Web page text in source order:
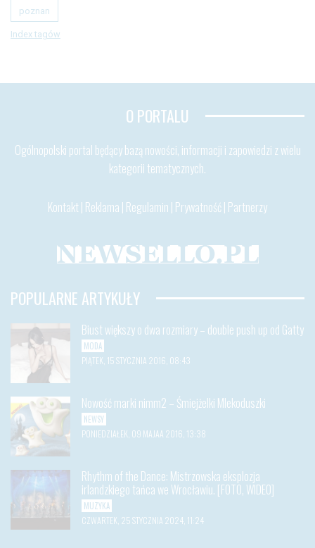
poznan
Index tagów
O PORTALU
Ogólnopolski portal będący bazą nowości, informacji i zapowiedzi z wielu
kategorii tematycznych.
Kontakt | Reklama | Regulamin | Prywatność| Partnerzy
POPULARNE ARTYKUŁY
Biust większy o dwa rozmiary – double push up od Gatty
MODA
PIĄTEK, 15 STYCZNIA 2016, 08:43
Nowość marki nimm2 – Śmiejżelki Mlekoduszki
NEWSY
PONIEDZIAŁEK, 09 MAJAA 2016, 13:38
Rhythm of the Dance: Mistrzowska eksplozja
irlandzkiego tańca we Wrocławiu. [FOTO, WIDEO]
MUZYKA
CZWARTEK, 25 STYCZNIA 2024, 11:24